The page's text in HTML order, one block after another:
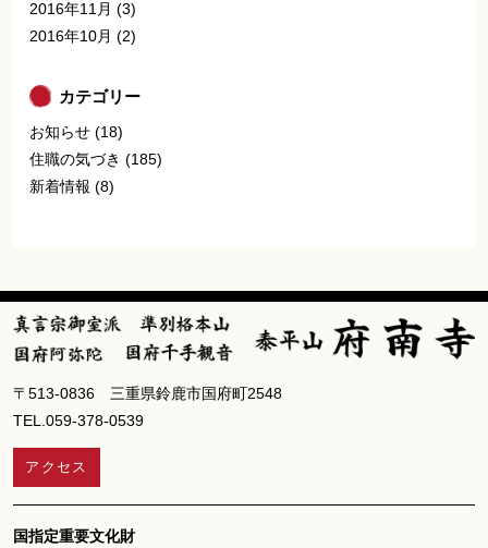
2016年11月 (3)
2016年10月 (2)
カテゴリー
お知らせ (18)
住職の気づき (185)
新着情報 (8)
〒513-0836 三重県鈴鹿市国府町2548
TEL.059-378-0539
アクセス
国指定重要文化財